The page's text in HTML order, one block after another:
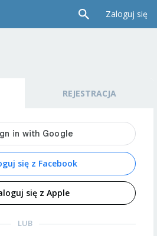
Zaloguj się
REJESTRACJA
się z Facebook
się z Apple
LUB